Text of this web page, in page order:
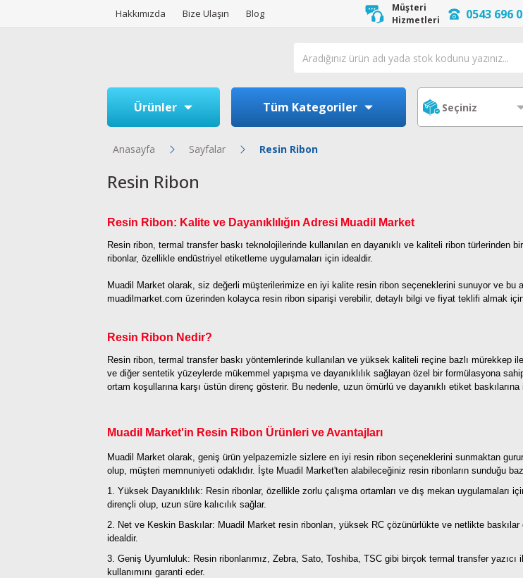
Hakkımızda Bize Ulaşın Blog
Müşteri
Hizmetleri
0543 696
Ürünler Tüm Kategoriler
Anasayfa Sayfalar Resin Ribon
Resin Ribon
Resin Ribon: Kalite ve Dayanıklılığın Adresi Muadil Market
Resin ribon, termal transfer baskı teknolojilerinde kullanılan en dayanıklı ve kaliteli ribon türlerinden
ribonlar, özellikle endüstriyel etiketleme uygulamaları için idealdir.
Muadil Market olarak, siz değerli müşterilerimize en iyi kalite resin ribon seçeneklerini sunuyor ve bu
muadilmarket.com üzerinden kolayca resin ribon siparişi verebilir, detaylı bilgi ve fiyat teklifi almak
Resin Ribon Nedir?
Resin ribon, termal transfer baskı yöntemlerinde kullanılan ve yüksek kaliteli reçine bazlı mürekkep
ve diğer sentetik yüzeylerde mükemmel yapışma ve dayanıklılık sağlayan özel bir formülasyona
ortam koşullarına karşı üstün direnç gösterir. Bu nedenle, uzun ömürlü ve dayanıklı etiket
Muadil Market'in Resin Ribon Ürünleri ve Avantajları
Muadil Market olarak, geniş ürün yelpazemizle sizlere en iyi resin ribon seçeneklerini sunmaktan
olup, müşteri memnuniyeti odaklıdır. İşte Muadil Market'ten alabileceğiniz resin ribonların sunduğu
1. Yüksek Dayanıklılık: Resin ribonlar, özellikle zorlu çalışma ortamları ve dış mekan uygulamaları
dirençli olup, uzun süre kalıcılık sağlar.
2. Net ve Keskin Baskılar: Muadil Market resin ribonları, yüksek RC çözünürlükte ve netlikte
idealdir.
3. Geniş Uyumluluk: Resin ribonlarımız, Zebra, Sato, Toshiba, TSC gibi birçok termal transfer
kullanımını garanti eder.